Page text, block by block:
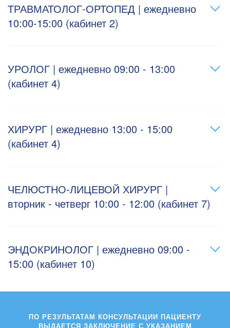
ТРАВМАТОЛОГ-ОРТОПЕД | ежедневно
10:00-15:00 (кабинет 2)
УРОЛОГ | ежедневно 09:00 - 13:00
(кабинет 4)
ХИРУРГ | ежедневно 13:00 - 15:00
(кабинет 4)
ЧЕЛЮСТНО-ЛИЦЕВОЙ ХИРУРГ |
вторник - четверг 10:00 - 12:00 (кабинет 7)
ЭНДОКРИНОЛОГ | ежедневно 09:00 -
15:00 (кабинет 10)
ПО РЕЗУЛЬТАТАМ КОНСУЛЬТАЦИИ ПАЦИЕНТУ
ВЫДАЕТСЯ ЗАКЛЮЧЕНИЕ С УКАЗАНИЕМ